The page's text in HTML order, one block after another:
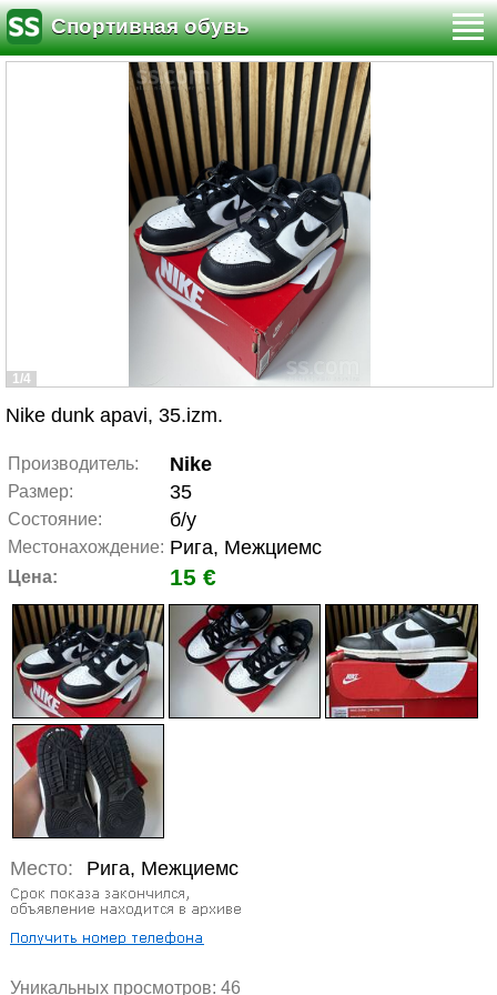
Спортивная обувь
1/4
Nike dunk apavi, 35.izm.
Производитель: Nike
Размер: 35
Состояние: б/у
Местонахождение: Рига, Межциемс
Цена: 15 €
Место: Рига, Межциемс
Уникальных просмотров: 46